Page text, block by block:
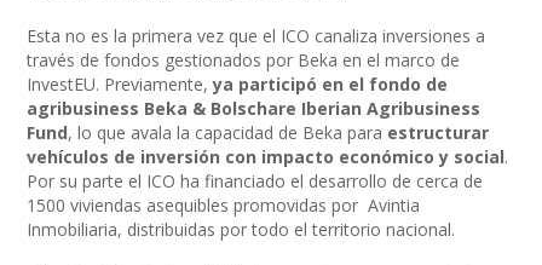
Esta no es la primera vez que el ICO canaliza inversiones a
través de fondos gestionados por Beka en el marco de
InvestEU. Previamente,ya participó en el fondo de
agribusiness Beka & Bolschare Iberian Agribusiness
Fund, lo que avala la capacidad de Beka para estructurar
vehículos de inversión con impacto económico y social.
Por su parte el ICO ha financiado el desarrollo de cerca de
1500 viviendas asequibles promovidas por Avintia
Inmobiliaria, distribuidas por todo el territorio nacional.